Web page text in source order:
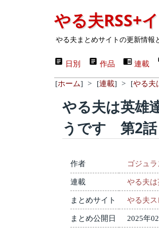
やる夫RSS+
やる夫まとめサイトの更新情報
日別 作品 連載
[ホーム] > [連載] > [やる夫
やる夫は英雄
うです 第2話
作者 ゴジュ
連載 やる夫
まとめサイト やる夫ス
まとめ公開日 2025年